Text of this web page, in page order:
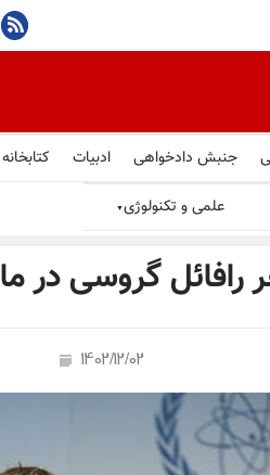
جنبش دادخواهی ادبیات کتابخانه
علمی و تکنولوژی▼
رافائل گروسی در
1402/12/02